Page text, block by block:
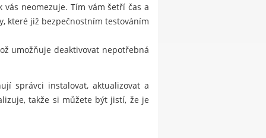
neomezuje. Tím vám šetří čas a
které již bezpečnostním testováním
umožňuje deaktivovat nepotřebná
správci instalovat, aktualizovat a
takže si můžete být jistí, že je